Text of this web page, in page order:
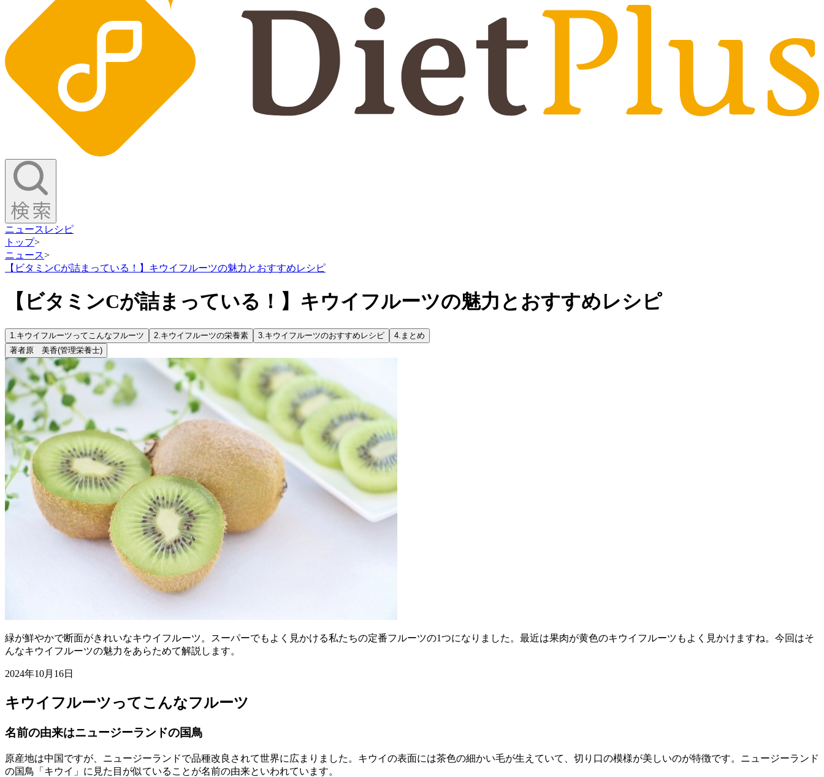
ニュース レシピ
トップ>
ニュース>
【ビタミンCが詰まっている！】キウイフルーツの魅力とおすすめレシピ
【ビタミンCが詰まっている！】キウイフルーツの魅力とおすすめレシピ
1.キウイフルーツってこんなフルーツ 2.キウイフルーツの栄養素 3.キウイフルーツのおすすめレシピ 4. まとめ
著者原 美香(管理栄養士)
緑が鮮やかで断面がきれいなキウイフルーツ。スーパーでもよく見かける私たちの定番フルーツの1つになりました。最近は果肉が黄色のキウイフルーツもよく見かけますね。今回はそ
んなキウイフルーツの魅力をあらためて解説します。
2024年10月16日
キウイフルーツってこんなフルーツ
名前の由来はニュージーランドの国鳥
原産地は中国ですが、ニュージーランドで品種改良されて世界に広まりました。キウイの表面には茶色の細かい毛が生えていて、切り口の模様が美しいのが特徴です。ニュージーランド
の国鳥「キウイ」に見た目が似ていることが名前の由来といわれています。